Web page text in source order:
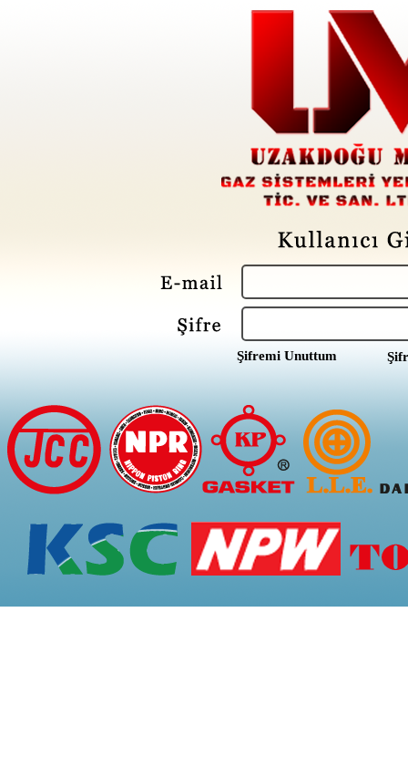
Şifremi Unuttum